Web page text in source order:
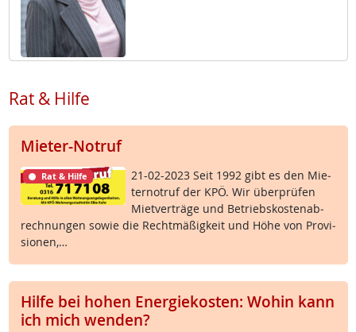
Rat & Hilfe
Mieter-Notruf
Rat & Hilfe
21-02-2023 Seit 1992 gibt es den Mie­
ter­no­t­ruf der KPÖ. Wir über­prü­fen
Miet­ver­trä­ge und Be­triebs­kos­ten­ab­
rech­nun­gen so­wie die Recht­mä­ß­ig­keit und Höhe von Pro­vi­
sio­nen,…
Hilfe bei hohen Energiekosten: Wohin kann
ich mich wenden?